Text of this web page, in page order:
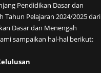
Pendidikan Dasar dan
Tahun Pelajaran 2024/2025 dari
Dasar dan Menengah
sampaikan hal-hal berikut: